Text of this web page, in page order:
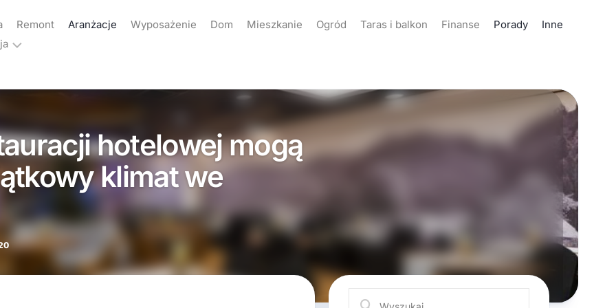
Remont Aranżacje Wyposażenie Dom Mieszkanie Ogród Taras i balkon Finanse Porady
Inne
hotelowej mogą
klimat we